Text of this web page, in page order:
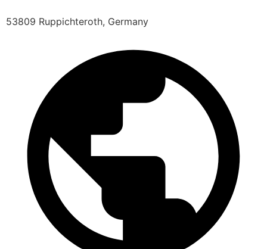
53809 Ruppichteroth, Germany